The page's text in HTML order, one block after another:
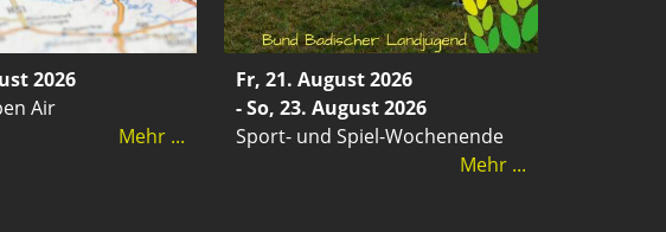
2026
Air
Mehr ...
Fr, 21. August 2026
- So, 23. August 2026
Sport- und Spiel-Wochenende
Mehr ...